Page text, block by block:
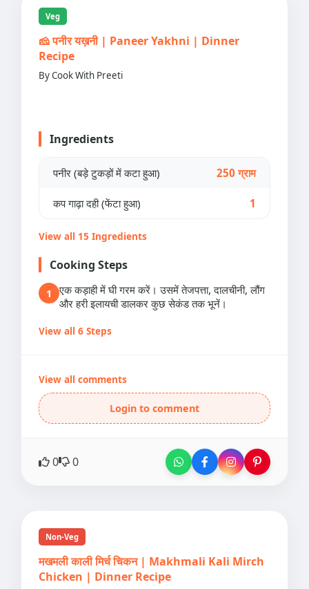
Veg
🧀 पनीर यख़नी | Paneer Yakhni | Dinner
Recipe
By Cook With Preeti
Ingredients
पनीर (बड़े टुकड़ों में कटा हुआ) 250 ग्राम
कप गाढ़ा दही (फेंटा हुआ) 1
View all 15 Ingredients
Cooking Steps
1
एक कड़ाही में घी गरम करें। उसमें तेजपत्ता, दालचीनी, लौंग
और हरी इलायची डालकर कुछ सेकंड तक भूनें।
View all 6 Steps
View all comments
Login to comment
0 0
Non-Veg
मखमली काली मिर्च चिकन | Makhmali Kali Mirch
Chicken | Dinner Recipe